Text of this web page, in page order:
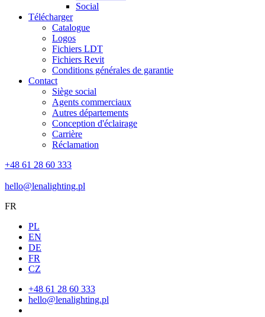
Social
Télécharger
Catalogue
Logos
Fichiers LDT
Fichiers Revit
Conditions générales de garantie
Contact
Siège social
Agents commerciaux
Autres départements
Conception d'éclairage
Carrière
Réclamation
+48 61 28 60 333
hello@lenalighting.pl
FR
PL
EN
DE
FR
CZ
+48 61 28 60 333
hello@lenalighting.pl